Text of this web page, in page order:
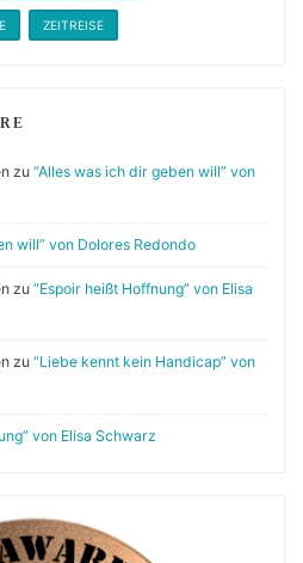
ZEITREISE
zu “Alles was ich dir geben will” von
will” von Dolores Redondo
zu “Espoir heißt Hoffnung” von Elisa
zu “Liebe kennt kein Handicap” von
von Elisa Schwarz